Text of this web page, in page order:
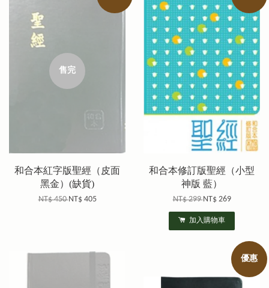
售完
和合本紅字版聖經（皮面
黑金）(缺貨)
NT$ 450NT$ 405
和合本修訂版聖經（小型
神版 藍）
NT$ 299NT$ 269
加入購物車
優惠